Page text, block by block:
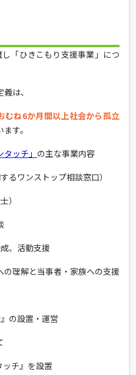
「ひきこもり支援事業」につ
は、
むね6か月間以上社会から孤立
す。
タッチ」 の主な事業内容
るワンストップ相談窓口）
）
、活動支援
の理解と当事者・家族への支援
の設置・運営
チ』を設置